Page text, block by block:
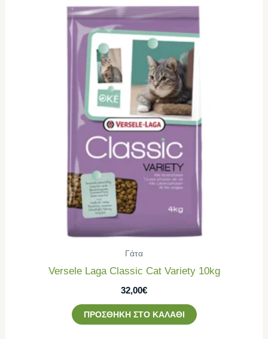
Γάτα
Versele Laga Classic Cat Variety 10kg
32,00€
ΠΡΟΣΘΉΚΗ ΣΤΟ ΚΑΛΆΘΙ